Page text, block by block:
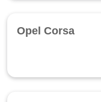
Opel Corsa